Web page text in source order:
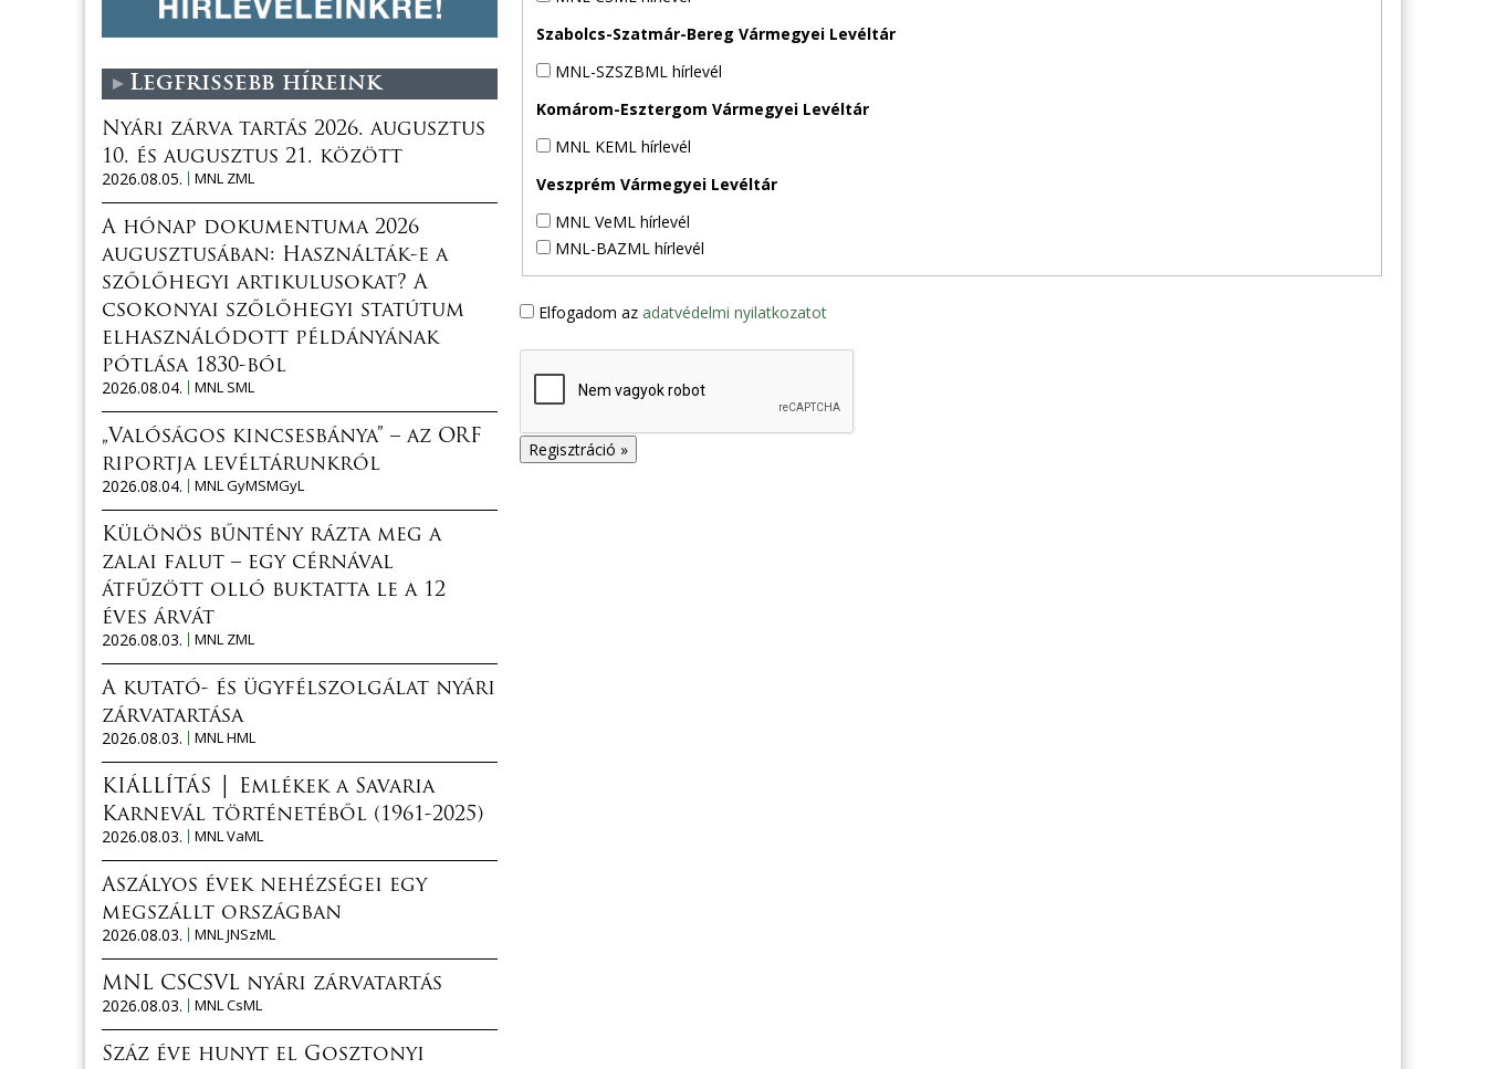
Szabolcs-Szatmár-Bereg Vármegyei Levéltár
MNL-SZSZBML hírlevél
Komárom-Esztergom Vármegyei Levéltár
MNL KEML hírlevél
Veszprém Vármegyei Levéltár
MNL VeML hírlevél
MNL-BAZML hírlevél
Elfogadom az adatvédelmi nyilatkozatot
Legfrissebb híreink
Nyári zárva tartás 2026. augusztus
10. és augusztus 21. között
2026.08.05.
MNL ZML
A hónap dokumentuma 2026
augusztusában: Használták-e a
szőlőhegyi artikulusokat? A
csokonyai szőlőhegyi statútum
elhasználódott példányának
pótlása 1830-ból
2026.08.04.
MNL SML
„Valóságos kincsesbánya” – az ORF
riportja levéltárunkról
2026.08.04.
MNL GyMSMGyL
Különös bűntény rázta meg a
zalai falut – egy cérnával
átfűzött olló buktatta le a 12
éves árvát
2026.08.03.
MNL ZML
A kutató- és ügyfélszolgálat nyári
zárvatartása
2026.08.03.
MNL HML
KIÁLLÍTÁS │ Emlékek a Savaria
Karnevál történetéből (1961-2025)
2026.08.03.
MNL VaML
Aszályos évek nehézségei egy
megszállt országban
2026.08.03.
MNL JNSzML
MNL CSCSVL nyári zárvatartás
2026.08.03.
MNL CsML
Száz éve hunyt el Gosztonyi